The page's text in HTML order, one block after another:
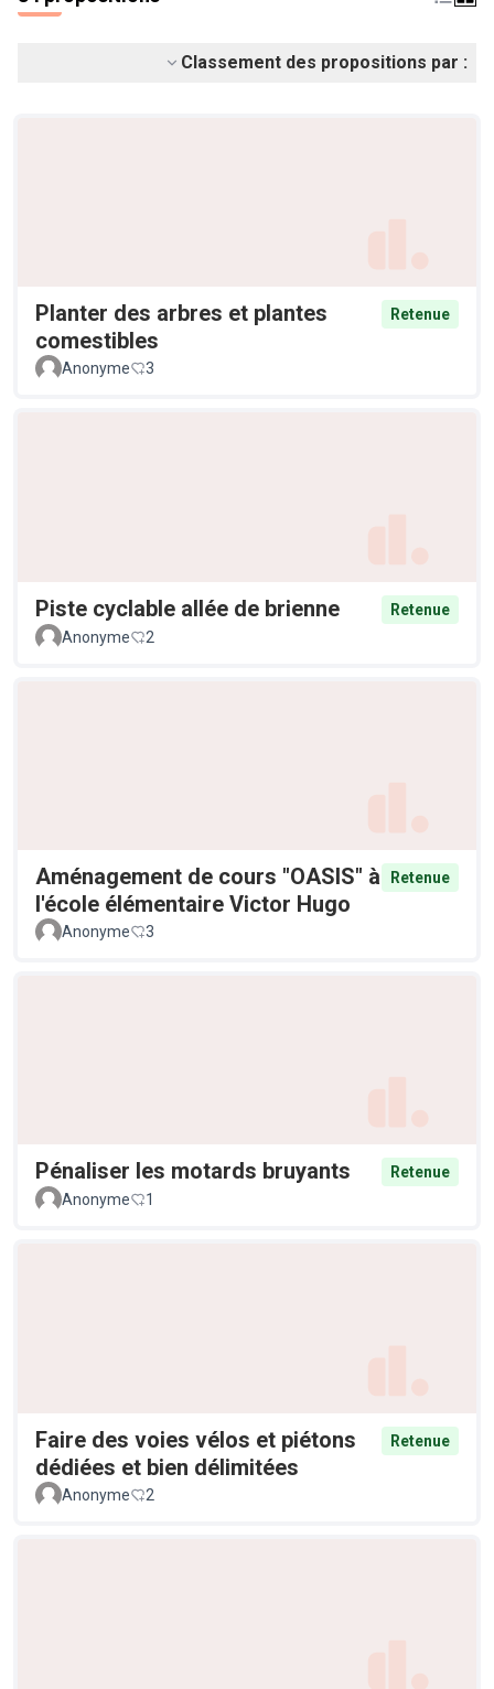
Classement des propositions par :
Planter des arbres et plantes
comestibles
Retenue
Anonyme 3
Piste cyclable allée de brienne
Retenue
Anonyme
2
Aménagement de cours "OASIS" à
l'école élémentaire Victor Hugo
Retenue
Anonyme 3
Pénaliser les motards bruyants
Retenue
Anonyme
1
Faire des voies vélos et piétons
dédiées et bien délimitées
Retenue
Anonyme 2